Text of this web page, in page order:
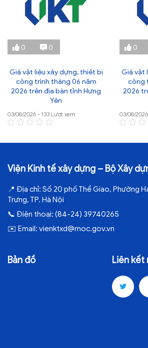
0 0
Giá vật liệu xây dựng, thiết bị
công trình tháng 06 năm
2026 trên địa bàn tỉnh Hưng
Yên
03/08/2026 - 133 Lượt xem
0
Giá vật
công
2026
03/08/
Viện Kinh tế xây dựng – Bộ Xây
📍 Địa chỉ: Số 20 phố Thể Giao, Phường
Trưng, TP. Hà Nội
📞 Điện thoại: (84-24) 39740265
✉️ Email: vienktxd@moc.gov.vn
Bản đồ Liên kết